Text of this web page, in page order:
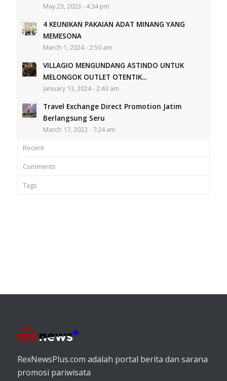
May 23, 2023 - 4:34 pm
4 KEUNIKAN PAKAIAN ADAT MINANG YANG
MEMESONA
March 1, 2024 - 2:50 am
VILLAGIO MENGUNDANG ASTINDO UNTUK
MELONGOK OUTLET OTENTIK...
January 13, 2024 - 2:43 am
Travel Exchange Direct Promotion Jatim
Berlangsung Seru
March 17, 2022 - 7:24 am
Recent
Comments
Tags
RexNewsPlus.com adalah portal berita dan sarana
promosi pariwisata